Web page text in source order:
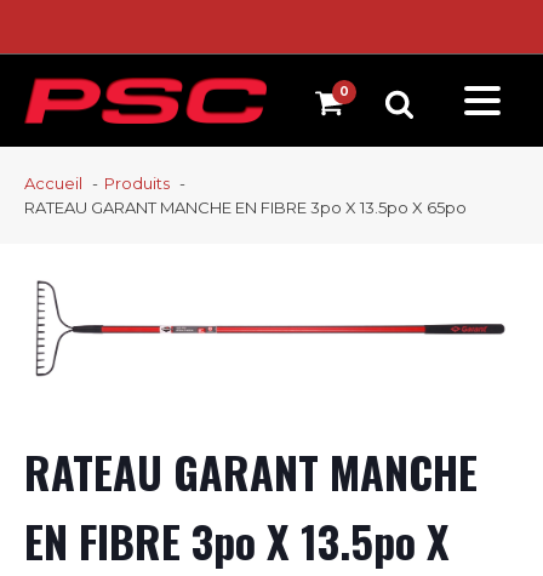
Accueil
Produits
RATEAU GARANT MANCHE EN FIBRE 3po X 13.5po X 65po
RATEAU GARANT MANCHE
EN FIBRE 3po X 13.5po X